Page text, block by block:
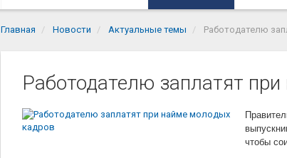
Главная Новости Актуальные темы Работодателю
Работодателю заплатят
чтобы